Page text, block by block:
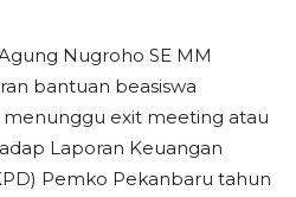
Nugroho SE MM
bantuan beasiswa
exit meeting atau
Laporan Keuangan
Pemko Pekanbaru tahun